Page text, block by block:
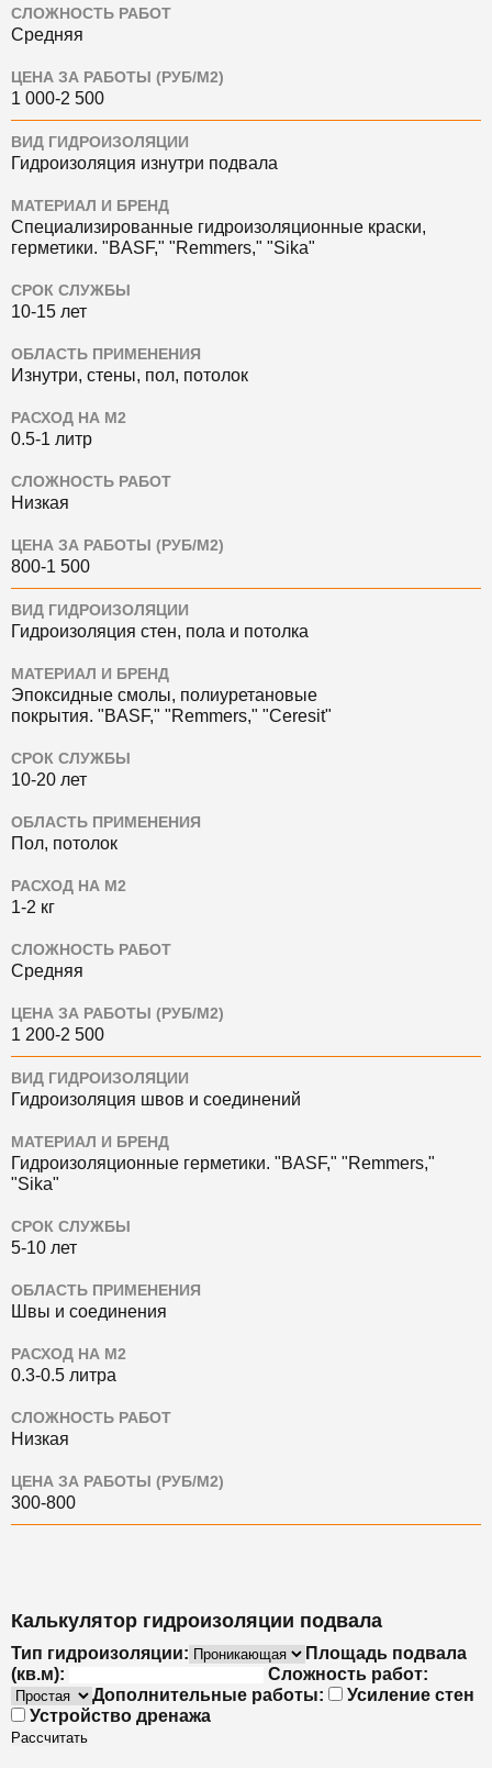
СЛОЖНОСТЬ РАБОТ
Средняя
ЦЕНА ЗА РАБОТЫ (РУБ/М2)
1 000-2 500
ВИД ГИДРОИЗОЛЯЦИИ
Гидроизоляция изнутри подвала
МАТЕРИАЛ И БРЕНД
Специализированные гидроизоляционные краски,
герметики. "BASF," "Remmers," "Sika"
СРОК СЛУЖБЫ
10-15 лет
ОБЛАСТЬ ПРИМЕНЕНИЯ
Изнутри, стены, пол, потолок
РАСХОД НА М2
0.5-1 литр
СЛОЖНОСТЬ РАБОТ
Низкая
ЦЕНА ЗА РАБОТЫ (РУБ/М2)
800-1 500
ВИД ГИДРОИЗОЛЯЦИИ
Гидроизоляция стен, пола и потолка
МАТЕРИАЛ И БРЕНД
Эпоксидные смолы, полиуретановые
покрытия. "BASF," "Remmers," "Ceresit"
СРОК СЛУЖБЫ
10-20 лет
ОБЛАСТЬ ПРИМЕНЕНИЯ
Пол, потолок
РАСХОД НА М2
1-2 кг
СЛОЖНОСТЬ РАБОТ
Средняя
ЦЕНА ЗА РАБОТЫ (РУБ/М2)
1 200-2 500
ВИД ГИДРОИЗОЛЯЦИИ
Гидроизоляция швов и соединений
МАТЕРИАЛ И БРЕНД
Гидроизоляционные герметики. "BASF," "Remmers,"
"Sika"
СРОК СЛУЖБЫ
5-10 лет
ОБЛАСТЬ ПРИМЕНЕНИЯ
Швы и соединения
РАСХОД НА М2
0.3-0.5 литра
СЛОЖНОСТЬ РАБОТ
Низкая
ЦЕНА ЗА РАБОТЫ (РУБ/М2)
300-800
Калькулятор гидроизоляции подвала
Тип гидроизоляции:
Площадь подвала
(кв.м):
Сложность работ:
Дополнительные работы:
Усиление стен
Устройство дренажа
Рассчитать